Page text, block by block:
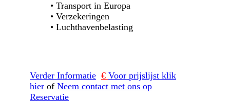
• Transport in Europa
• Verzekeringen
• Luchthavenbelasting
Verder Informatie € Voor prijslijst klik
hier of Neem contact met ons op
Reservatie